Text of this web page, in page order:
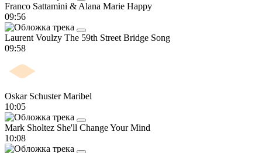
Franco Sattamini & Alana Marie Happy
09:56
Laurent Voulzy The 59th Street Bridge Song
09:58
Oskar SchusterMaribel
10:05
Mark Sholtez She'll Change Your Mind
10:08